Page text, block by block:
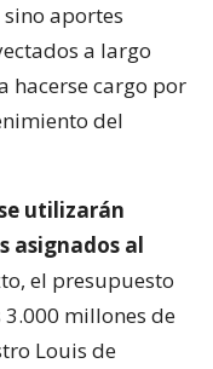
aportes
a largo
hacerse cargo por
del
utilizarán
asignados al
el presupuesto
millones de
Louis de